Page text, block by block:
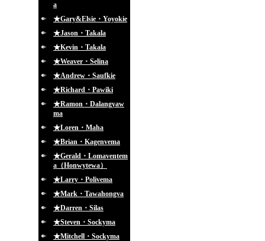
a
★Gary&Elsie・Yoyokie
★Jason・Takala
★Kevin・Takala
★Weaver・Selina
★Andrew・Saufkie
★Richard・Pawiki
★Ramon・Dalangyaw
ma
★Loren・Maha
★Brian・Kagenvema
★Gerald・Lomaventem
a（Honwytewa）
★Larry・Polivema
★Mark・Tawahongva
★Darren・Silas
★Steven・Sockyma
★Mitchell・Sockyma